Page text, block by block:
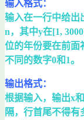
输入格式：
输入在一行中给出
n，其中y在[1,
位的年份要在前面
不同的数字0和1。
输出格式：
根据输入，输出x
隔，行首尾不得